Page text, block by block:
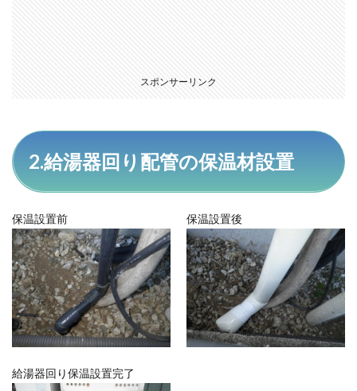
スポンサーリンク
2.給湯器回り配管の保温材設置
保温設置前 保温設置後
給湯器回り保温設置完了